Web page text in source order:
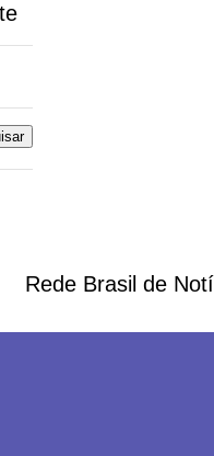
Rede Brasil de